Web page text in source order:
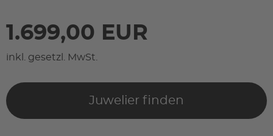
1.699,00 EUR
inkl. gesetzl. MwSt.
Juwelier finden